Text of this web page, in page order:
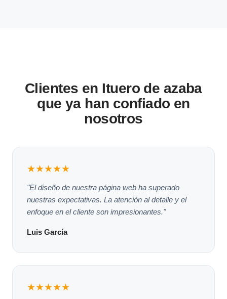
Clientes en Ituero de azaba
que ya han confiado en
nosotros
★★★★★
"El diseño de nuestra página web ha superado
nuestras expectativas. La atención al detalle y el
enfoque en el cliente son impresionantes."
Luis García
★★★★★